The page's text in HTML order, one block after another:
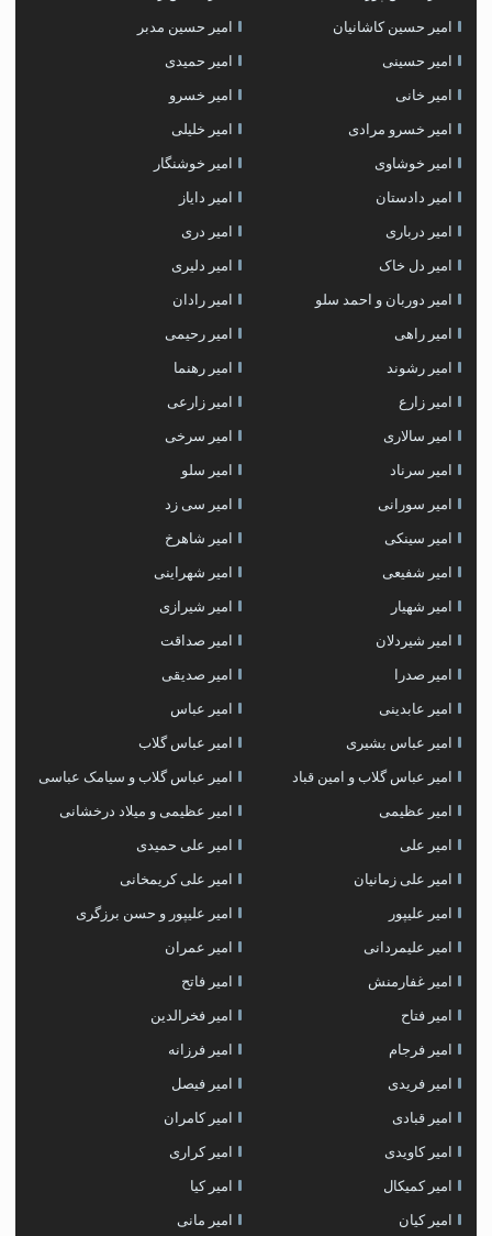
امیر حسین کاشانیان امیر حسین مدبر
امیر حسینی امیر حمیدی
امیر خانی امیر خسرو
امیر خسرو مرادی امیر خلیلی
امیر خوشاوی امیر خوشنگار
امیر دادستان امیر دایاز
امیر درباری امیر دری
امیر دل خاک امیر دلیری
امیر دوربان و احمد سلو امیر رادان
امیر راهی امیر رحیمی
امیر رشوند امیر رهنما
امیر زارع امیر زارعی
امیر سالاری امیر سرخی
امیر سرناد امیر سلو
امیر سورانی امیر سی زد
امیر سینکی امیر شاهرخ
امیر شفیعی امیر شهراینی
امیر شهیار امیر شیرازی
امیر شیردلان امیر صداقت
امیر صدرا امیر صدیقی
امیر عابدینی امیر عباس
امیر عباس بشیری امیر عباس گلاب
امیر عباس گلاب و امین قباد امیر عباس گلاب و سیامک عباسی
امیر عظیمی امیر عظیمی و میلاد درخشانی
امیر علی امیر علی حمیدی
امیر علی زمانیان امیر علی کریمخانی
امیر علیپور امیر علیپور و حسن برزگری
امیر علیمردانی امیر عمران
امیر غفارمنش امیر فاتح
امیر فتاح امیر فخرالدین
امیر فرجام امیر فرزانه
امیر فریدی امیر فیصل
امیر قبادی امیر کامران
امیر کاویدی امیر کراری
امیر کمیکال امیر کیا
امیر کیان امیر مانی